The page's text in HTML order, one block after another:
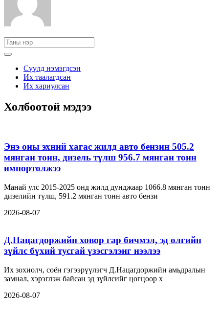
Сүүлд нэмэгдсэн
Их таалагдсан
Их хариулсан
Холбоотой мэдээ
Энэ оны эхний хагас жилд авто бензин 505.2
мянган тонн, дизель түлш 956.7 мянган тонн
импортолжээ
Манай улс 2015-2025 онд жилд дунджаар 1066.8 мянган тонн
дизелийн түлш, 591.2 мянган тонн авто бензи
2026-08-07
Д.Нацагдоржийн ховор гар бичмэл, эд өлгийн
зүйлс бүхий тусгай үзэсгэлэнг нээлээ
Их зохиолч, соён гэгээрүүлэгч Д.Нацагдоржийн амьдралын
замнал, хэрэглэж байсан эд зүйлсийг цогцоор х
2026-08-07